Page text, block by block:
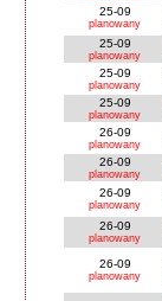
25-09
planowany
25-09
planowany
25-09
planowany
25-09
planowany
26-09
planowany
26-09
planowany
26-09
planowany
26-09
planowany
26-09
planowany